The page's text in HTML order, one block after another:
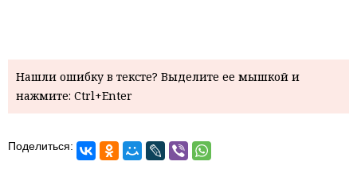
Нашли ошибку в тексте? Выделите ее мышкой и
нажмите: Ctrl+Enter
Поделиться: